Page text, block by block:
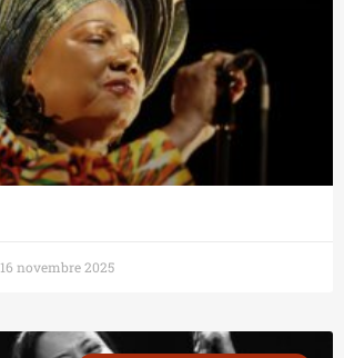
16 novembre 2025